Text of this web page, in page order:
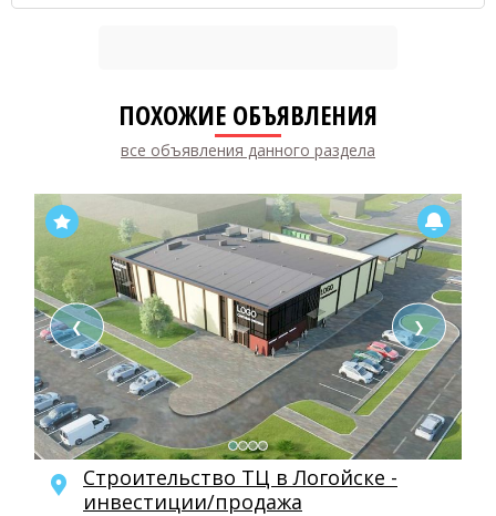
ПОХОЖИЕ ОБЪЯВЛЕНИЯ
все объявления данного раздела
❮ ❯
Строительство ТЦ в Логойске -
инвестиции/продажа